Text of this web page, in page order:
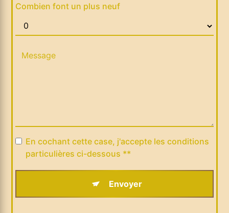
Combien font un plus neuf
En cochant cette case, j'accepte les conditions
particulières ci-dessous **
Envoyer